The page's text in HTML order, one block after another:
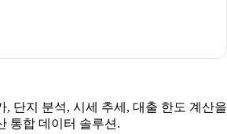
, 단지 분석, 시세 추세, 대출 한도 계산을
통합 데이터 솔루션.